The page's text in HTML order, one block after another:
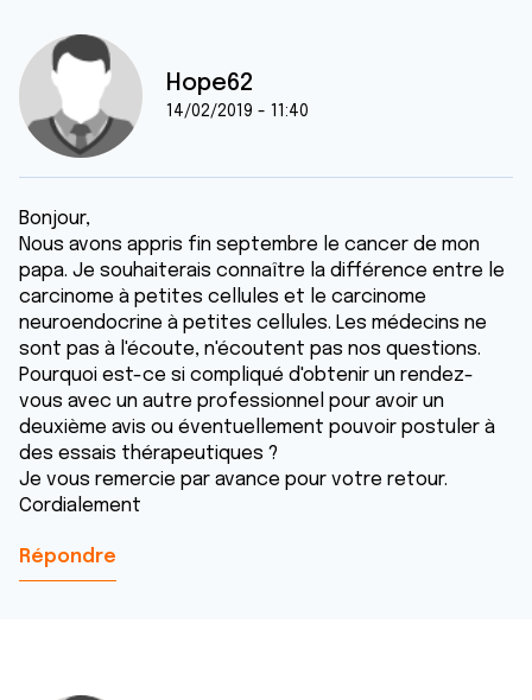
Hope62
14/02/2019 - 11:40
Bonjour,
Nous avons appris fin septembre le cancer de mon
papa. Je souhaiterais connaître la différence entre le
carcinome à petites cellules et le carcinome
neuroendocrine à petites cellules. Les médecins ne
sont pas à l'écoute, n'écoutent pas nos questions.
Pourquoi est-ce si compliqué d'obtenir un rendez-
vous avec un autre professionnel pour avoir un
deuxième avis ou éventuellement pouvoir postuler à
des essais thérapeutiques ?
Je vous remercie par avance pour votre retour.
Cordialement
Répondre